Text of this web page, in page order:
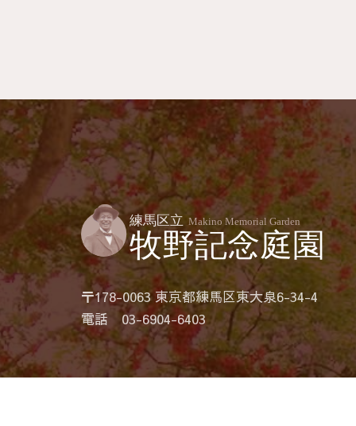
〒178-0063 東京都練馬区東大泉6-34-4
電話 03-6904-6403